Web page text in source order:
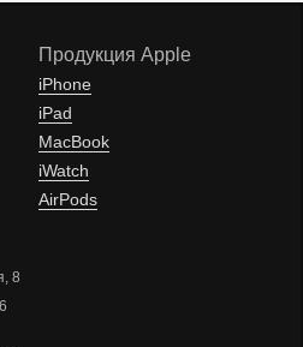
8
Продукция Apple
iPhone
iPad
MacBook
iWatch
AirPods